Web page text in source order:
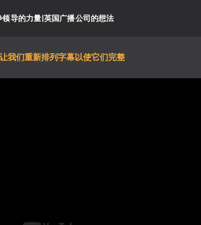
导的力量|英国广播公司的想法
让我们重新排列字幕以使它们完整